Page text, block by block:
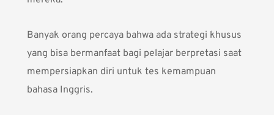
Banyak orang percaya bahwa ada strategi khusus
yang bisa bermanfaat bagi pelajar berpretasi saat
mempersiapkan diri untuk tes kemampuan
bahasa Inggris.